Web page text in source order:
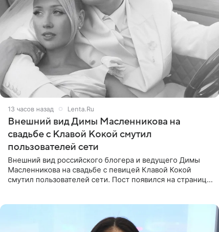
13 часов назад Lenta.Ru
Внешний вид Димы Масленникова на
свадьбе с Клавой Кокой смутил
пользователей сети
Внешний вид российского блогера и ведущего Димы
Масленникова на свадьбе с певицей Клавой Кокой
смутил пользователей сети. Пост появился на странице